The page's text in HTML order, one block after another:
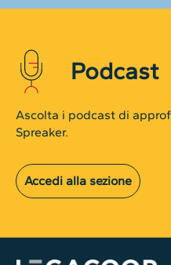
Podcast
Ascolta i podcast di
Spreaker.
Accedi alla sezione